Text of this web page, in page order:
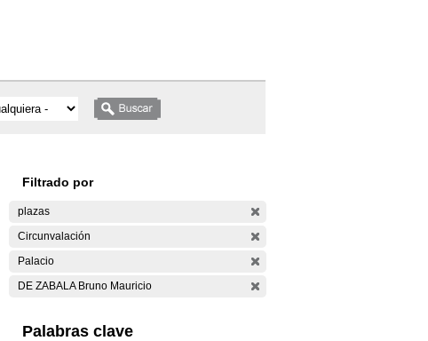
Filtrado por
plazas
Circunvalación
Palacio
DE ZABALA Bruno Mauricio
Palabras clave